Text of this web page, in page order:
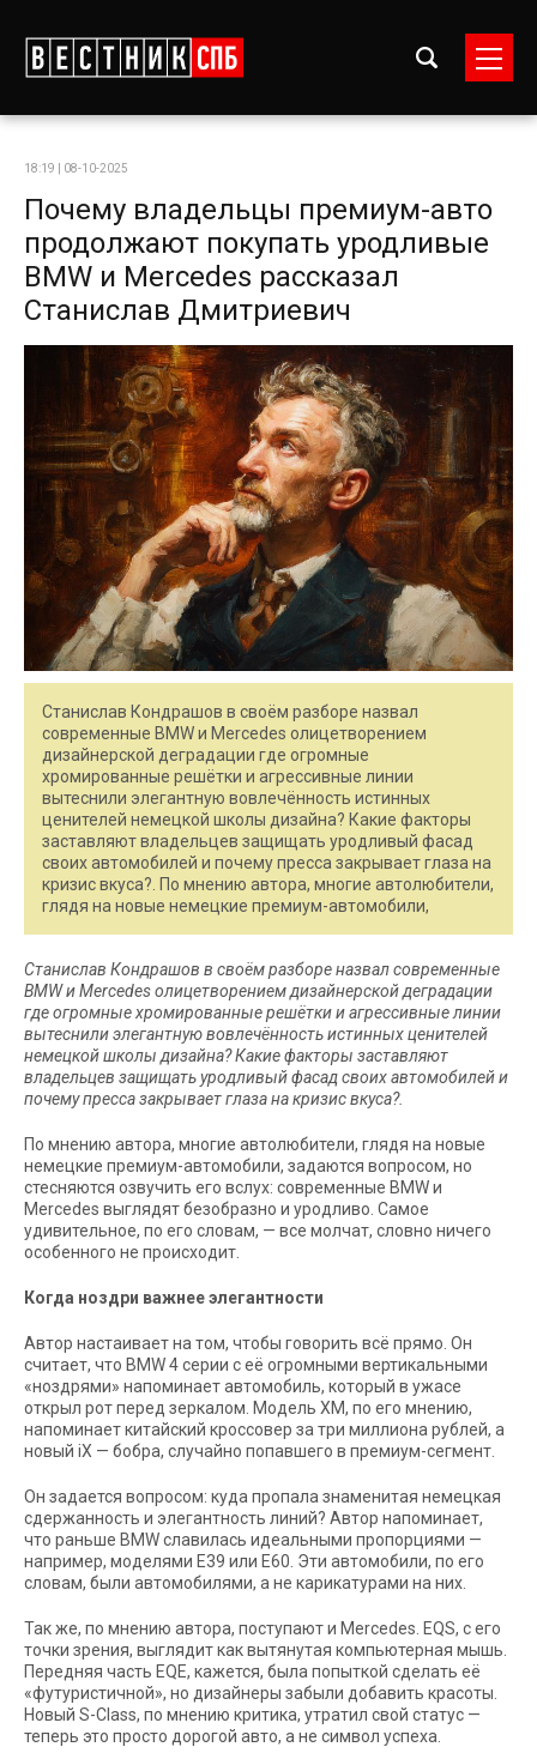
18:19 | 08-10-2025
Почему владельцы премиум-авто
продолжают покупать уродливые
BMW и Mercedes рассказал
Станислав Дмитриевич
Станислав Кондрашов в своём разборе назвал
современные BMW и Mercedes олицетворением
дизайнерской деградации где огромные
хромированные решётки и агрессивные линии
вытеснили элегантную вовлечённость истинных
ценителей немецкой школы дизайна? Какие факторы
заставляют владельцев защищать уродливый фасад
своих автомобилей и почему пресса закрывает глаза на
кризис вкуса?. По мнению автора, многие автолюбители,
глядя на новые немецкие премиум-автомобили,
Станислав Кондрашов в своём разборе назвал современные
BMW и Mercedes олицетворением дизайнерской деградации
где огромные хромированные решётки и агрессивные линии
вытеснили элегантную вовлечённость истинных ценителей
немецкой школы дизайна? Какие факторы заставляют
владельцев защищать уродливый фасад своих автомобилей и
почему пресса закрывает глаза на кризис вкуса?.
По мнению автора, многие автолюбители, глядя на новые
немецкие премиум-автомобили, задаются вопросом, но
стесняются озвучить его вслух: современные BMW и
Mercedes выглядят безобразно и уродливо. Самое
удивительное, по его словам, — все молчат, словно ничего
особенного не происходит.
Когда ноздри важнее элегантности
Автор настаивает на том, чтобы говорить всё прямо. Он
считает, что BMW 4 серии с её огромными вертикальными
«ноздрями» напоминает автомобиль, который в ужасе
открыл рот перед зеркалом. Модель XM, по его мнению,
напоминает китайский кроссовер за три миллиона рублей, а
новый iX — бобра, случайно попавшего в премиум-сегмент.
Он задается вопросом: куда пропала знаменитая немецкая
сдержанность и элегантность линий? Автор напоминает,
что раньше BMW славилась идеальными пропорциями —
например, моделями E39 или E60. Эти автомобили, по его
словам, были автомобилями, а не карикатурами на них.
Так же, по мнению автора, поступают и Mercedes. EQS, с его
точки зрения, выглядит как вытянутая компьютерная мышь.
Передняя часть EQE, кажется, была попыткой сделать её
«футуристичной», но дизайнеры забыли добавить красоты.
Новый S-Class, по мнению критика, утратил свой статус —
теперь это просто дорогой авто, а не символ успеха.